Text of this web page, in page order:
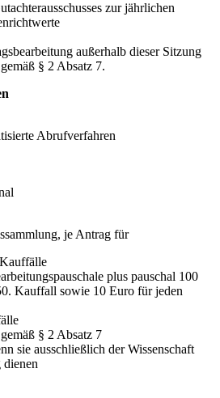
zur jährlichen
außerhalb dieser Sitzung
§ 2 Absatz 7.
Abrufverfahren
je Antrag für
plus pauschal 100
Kauffall sowie 10 Euro für jeden
§ 2 Absatz 7
sie ausschließlich der Wissenschaft